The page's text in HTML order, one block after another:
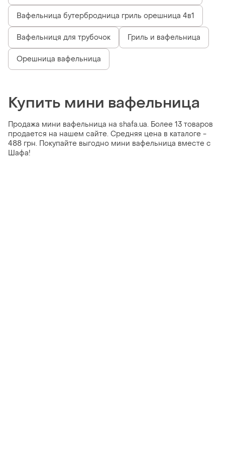
Вафельница бутербродница гриль орешница 4в1
Вафельниця для трубочок Гриль и вафельница
Орешница вафельница
Купить мини вафельница
Продажа мини вафельница на shafa.ua. Более 13 товаров
продается на нашем сайте. Средняя цена в каталоге -
488 грн. Покупайте выгодно мини вафельница вместе с
Шафа!